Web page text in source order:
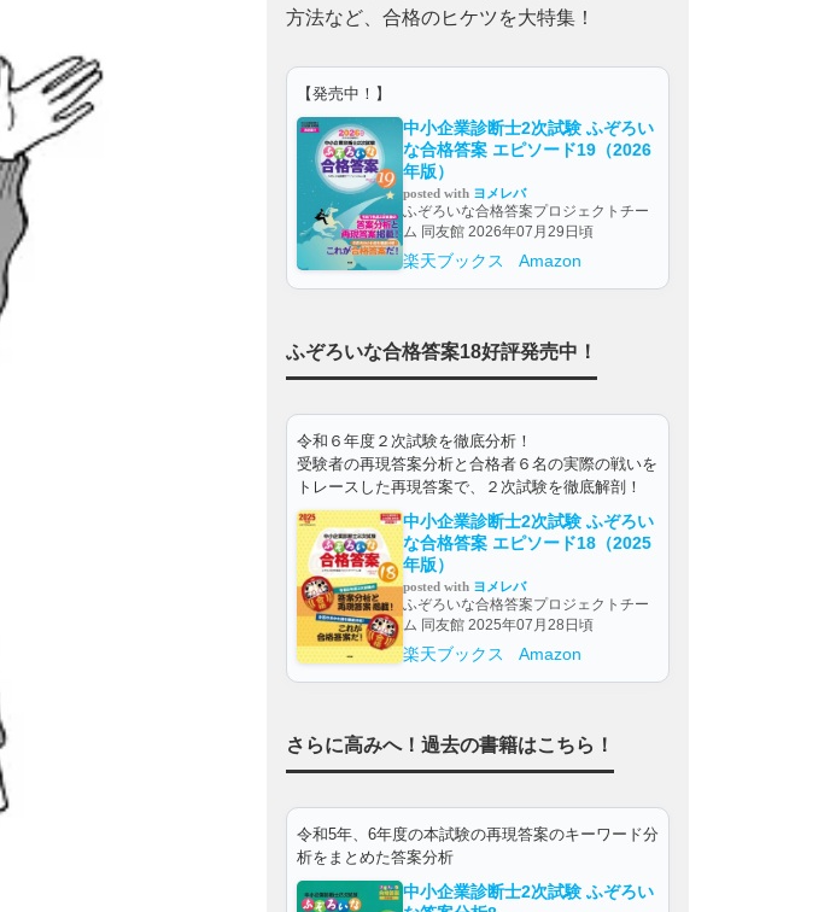
方法など、合格のヒケツを大特集！
【発売中！】
中小企業診断士2次試験 ふぞろい
な合格答案 エピソード19（2026
年版）
posted with ヨメレバ
ふぞろいな合格答案プロジェクトチー
ム 同友館 2026年07月29日頃
楽天ブックス Amazon
ふぞろいな合格答案18好評発売中！
令和６年度２次試験を徹底分析！
受験者の再現答案分析と合格者６名の実際の戦いを
トレースした再現答案で、２次試験を徹底解剖！
中小企業診断士2次試験 ふぞろい
な合格答案 エピソード18（2025
年版）
posted with ヨメレバ
ふぞろいな合格答案プロジェクトチー
ム 同友館 2025年07月28日頃
楽天ブックス Amazon
さらに高みへ！過去の書籍はこちら！
令和5年、6年度の本試験の再現答案のキーワード分
析をまとめた答案分析
中小企業診断士2次試験 ふぞろい